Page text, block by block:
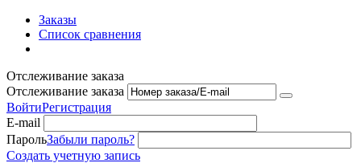
Заказы
Список сравнения
Отслеживание заказа
Отслеживание заказа
ВойтиРегистрация
E-mail
ПарольЗабыли пароль?
Создать учетную запись